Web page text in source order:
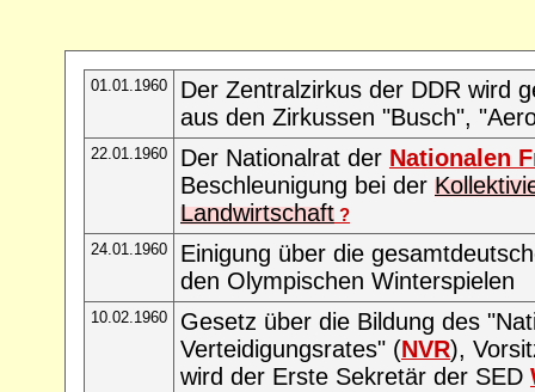
01.01.1960
Der Zentralzirkus der DDR wird
aus den Zirkussen "Busch",
22.01.1960 Der Nationalrat der Nationalen
Beschleunigung bei der
Landwirtschaft ?
24.01.1960
Einigung über die
den Olympischen Winterspielen
10.02.1960
Gesetz über die Bildung des
Verteidigungsrates" (NVR),
wird der Erste Sekretär der SED